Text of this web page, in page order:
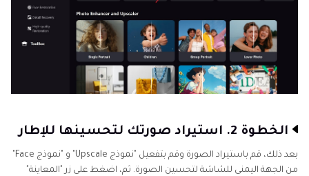
الخطوة 2. استيراد صورتك لتحسينها للإطار
من الجهة اليمنى للشاشة لتحسين الصورة. ثم، اضغط على زر "المعاينة"